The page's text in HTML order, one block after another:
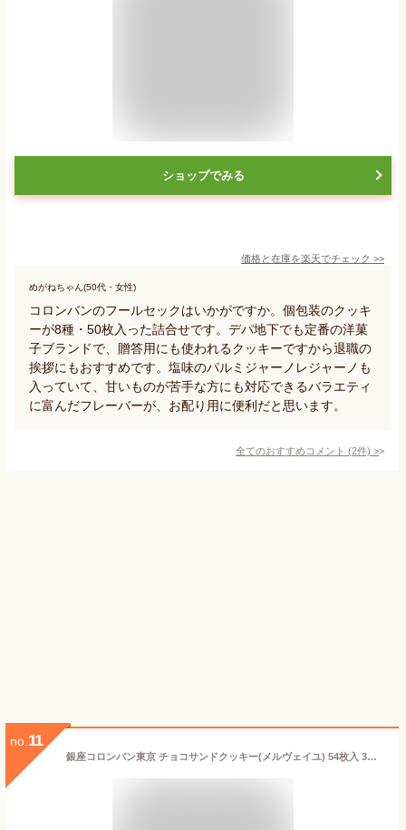
ショップでみる
価格と在庫を楽天でチェック >>
めがねちゃん(50代・女性)
コロンバンのフールセックはいかがですか。個包装のクッキ
ーが8種・50枚入った詰合せです。デパ地下でも定番の洋菓
子ブランドで、贈答用にも使われるクッキーですから退職の
挨拶にもおすすめです。塩味のパルミジャーノレジャーノも
入っていて、甘いものが苦手な方にも対応できるバラエティ
に富んだフレーバーが、お配り用に便利だと思います。
全てのおすすめコメント (2件) >
no. 11
銀座コロンバン東京 チョコサンドクッキー(メルヴェイユ) 54枚入 3号 (-2213-048-)(t0) | ギフト お菓子 内祝い お祝い お返し お祝い返し ギフト 出産内祝い 結婚 快気祝い お供え 志 人気 おすすめ 菓子折り メルベイユ クッキー チョコレート